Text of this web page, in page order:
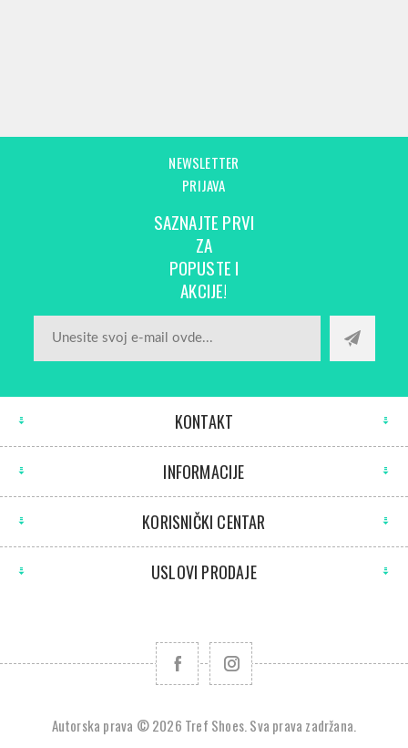
NEWSLETTER
PRIJAVA
SAZNAJTE PRVI
ZA
POPUSTE I
AKCIJE!
KONTAKT
INFORMACIJE
KORISNIČKI CENTAR
USLOVI PRODAJE
Autorska prava © 2026 Tref Shoes. Sva prava zadržana.